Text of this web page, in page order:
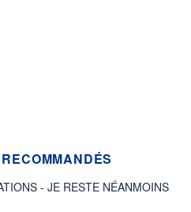
- JE RESTE NÉANMOINS